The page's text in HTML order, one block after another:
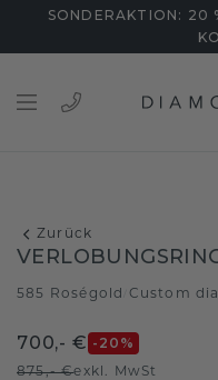
SONDERAKTION: 20
Zurück
585 Roségold Custom
700,- € -20 %
875,- €exkl. MwSt